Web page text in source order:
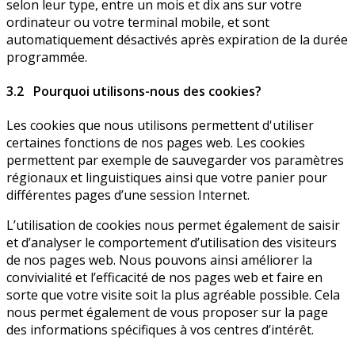
selon leur type, entre un mois et dix ans sur votre
ordinateur ou votre terminal mobile, et sont
automatiquement désactivés après expiration de la durée
programmée.
3.2 Pourquoi utilisons-nous des cookies?
Les cookies que nous utilisons permettent d'utiliser
certaines fonctions de nos pages web. Les cookies
permettent par exemple de sauvegarder vos paramètres
régionaux et linguistiques ainsi que votre panier pour
différentes pages d’une session Internet.
L’utilisation de cookies nous permet également de saisir
et d’analyser le comportement d’utilisation des visiteurs
de nos pages web. Nous pouvons ainsi améliorer la
convivialité et l’efficacité de nos pages web et faire en
sorte que votre visite soit la plus agréable possible. Cela
nous permet également de vous proposer sur la page
des informations spécifiques à vos centres d’intérêt.